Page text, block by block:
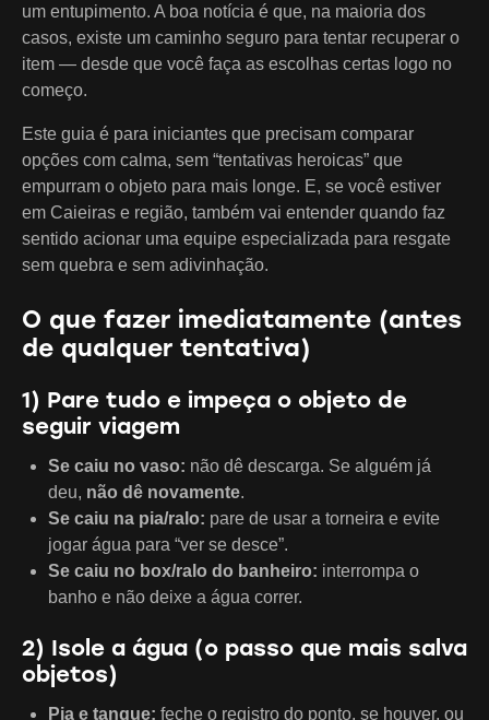
um entupimento. A boa notícia é que, na maioria dos
casos, existe um caminho seguro para tentar recuperar o
item — desde que você faça as escolhas certas logo no
começo.
Este guia é para iniciantes que precisam comparar
opções com calma, sem “tentativas heroicas” que
empurram o objeto para mais longe. E, se você estiver
em Caieiras e região, também vai entender quando faz
sentido acionar uma equipe especializada para resgate
sem quebra e sem adivinhação.
O que fazer imediatamente (antes
de qualquer tentativa)
1) Pare tudo e impeça o objeto de
seguir viagem
Se caiu no vaso: não dê descarga. Se alguém já
deu, não dê novamente.
Se caiu na pia/ralo: pare de usar a torneira e evite
jogar água para “ver se desce”.
Se caiu no box/ralo do banheiro: interrompa o
banho e não deixe a água correr.
2) Isole a água (o passo que mais salva
objetos)
Pia e tanque: feche o registro do ponto, se houver, ou